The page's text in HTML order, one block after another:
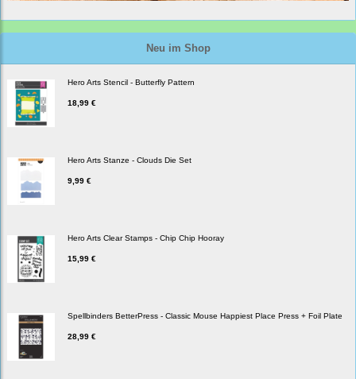
Neu im Shop
Hero Arts Stencil - Butterfly Pattern
18,99 €
Hero Arts Stanze - Clouds Die Set
9,99 €
Hero Arts Clear Stamps - Chip Chip Hooray
15,99 €
Spellbinders BetterPress - Classic Mouse Happiest Place Press + Foil Plate
28,99 €